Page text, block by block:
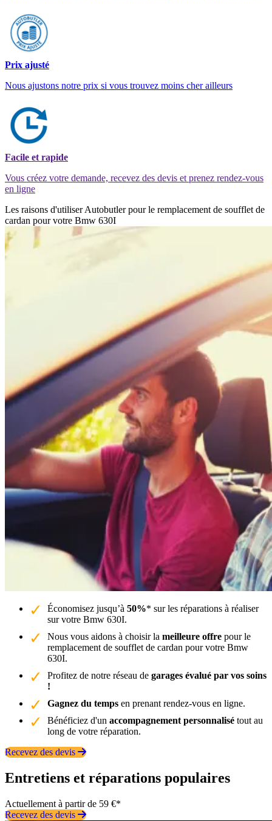
Prix ajusté
Nous ajustons notre prix si vous trouvez moins cher ailleurs
Facile et rapide
Vous créez votre demande, recevez des devis et prenez rendez-vous
en ligne
Les raisons d'utiliser Autobutler pour le remplacement de soufflet de
cardan pour votre Bmw 630I
Économisez jusqu’à 50%* sur les réparations à réaliser
sur votre Bmw 630I.
Nous vous aidons à choisir la meilleure offre pour le
remplacement de soufflet de cardan pour votre Bmw
630I.
Profitez de notre réseau de garages évalué par vos soins
!
Gagnez du temps en prenant rendez-vous en ligne.
Bénéficiez d'un accompagnement personnalisé tout au
long de votre réparation.
Recevez des devis
Entretiens et réparations populaires
Actuellement à partir de 59 €*
Recevez des devis